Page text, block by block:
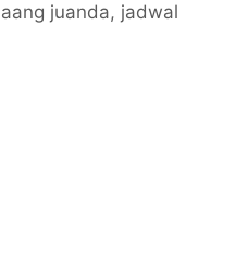
juanda, jadwal